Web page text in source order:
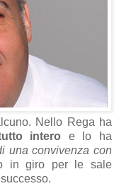
Nello Rega ha
intero e lo ha
una convivenza con
in giro per le sale